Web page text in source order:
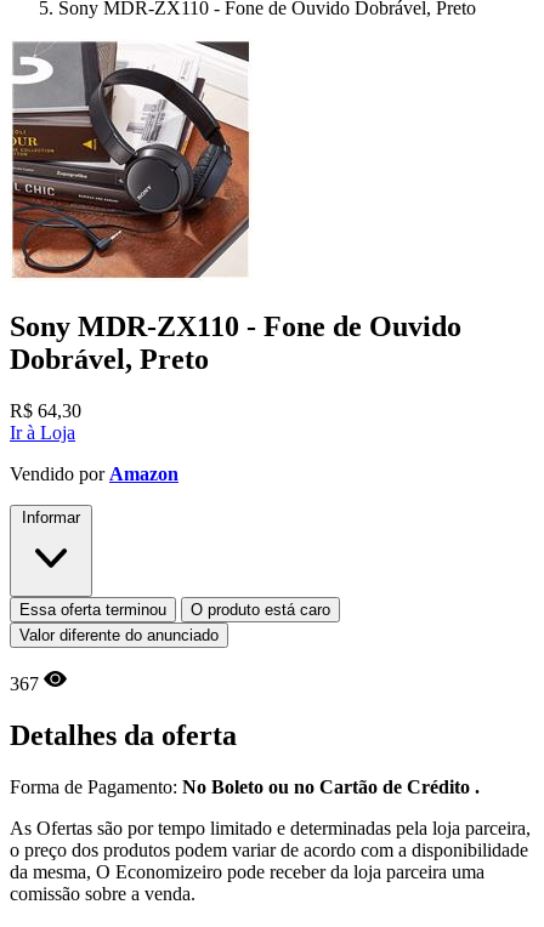
Sony MDR-ZX110 - Fone de Ouvido Dobrável, Preto
Sony MDR-ZX110 - Fone de Ouvido
Dobrável, Preto
R$ 64,30
Ir à Loja
Vendido por Amazon
Informar
Essa oferta terminou
O produto está caro
Valor diferente do anunciado
367
Detalhes da oferta
Forma de Pagamento: No Boleto ou no Cartão de Crédito .
As Ofertas são por tempo limitado e determinadas pela loja parceira,
o preço dos produtos podem variar de acordo com a disponibilidade
da mesma, O Economizeiro pode receber da loja parceira uma
comissão sobre a venda.